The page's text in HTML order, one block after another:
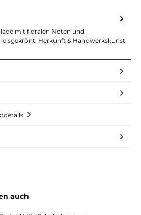
mit floralen Noten und
Herkunft & Handwerkskunst
auch